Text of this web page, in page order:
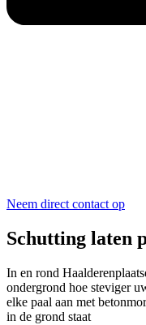
Neem direct contact op
Schutting laten
In en rond
ondergrond hoe steviger
elke paal aan met
in de grond staat